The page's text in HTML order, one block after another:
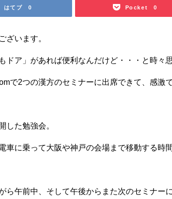
はてブ 0 Pocket 0
ざいます。
ドア」があれば便利なんだけど・・・と時々
で2つの漢方のセミナーに出席できて、感激
した勉強会。
車に乗って大阪や神戸の会場まで移動する時
ら午前中、そして午後からまた次のセミナー